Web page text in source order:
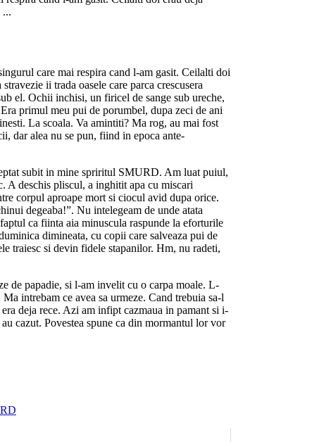
...
care mai respira cand l-am gasit. Ceilalti doi
ii trada oasele care parca crescusera
el. Ochii inchisi, un firicel de sange sub ureche,
primul meu pui de porumbel, dupa zeci de ani
La scoala. Va amintiti? Ma rog, au mai fost
dar alea nu se pun, fiind in epoca ante-
subit in mine spriritul SMURD. Am luat puiul,
A deschis pliscul, a inghitit apa cu miscari
corpul aproape mort si ciocul avid dupa orice.
degeaba!”. Nu intelegeam de unde atata
ca fiinta aia minuscula raspunde la eforturile
dimineata, cu copii care salveaza pui de
traiesc si devin fidele stapanilor. Hm, nu radeti,
de papadie, si l-am invelit cu o carpa moale. L-
intrebam ce avea sa urmeze. Cand trebuia sa-l
deja rece. Azi am infipt cazmaua in pamant si i-
cazut. Povestea spune ca din mormantul lor vor